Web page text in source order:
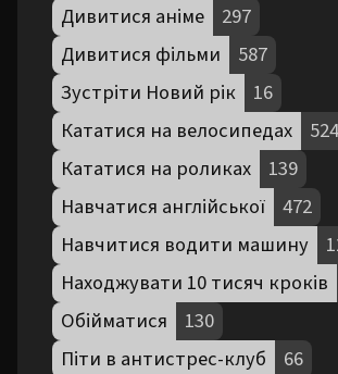
Дивитися аніме
297
Дивитися фільми
587
Зустріти Новий рік
16
Кататися на велосипедах
524
Кататися на роликах
139
Навчатися англійської
472
Навчитися водити машину
Находжувати 10 тисяч кроків
Обійматися
130
Піти в антистрес-клуб
66